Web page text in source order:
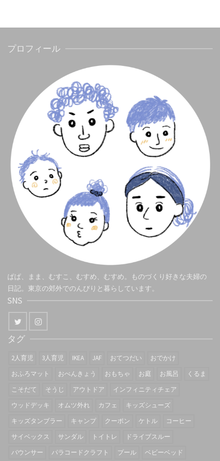
プロフィール
ぱぱ、まま、むすこ、むすめ、むすめ。ものづくり好きな夫婦の
日記。東京の郊外でのんびりと暮らしています。
SNS
タグ
2人育児 3人育児 IKEA JAF おてつだい
おでかけ
おふろマット
おべんきょう おもちゃ お庭 お風呂
くるま
こそだて
そうじ アウトドア
インフィニティチェア
ウッドデッキ
オムツ外れ カフェ
キッズシューズ
キッズタンブラー
キャンプ クーポン ケトル
コーヒー
サイベックス
サンダル トイトレ
ドライブスルー
バウンサー
パラコードクラフト プール ベビーベッド